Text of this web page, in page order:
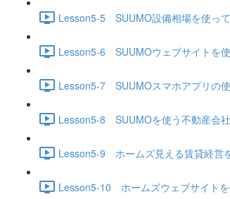
Lesson5-5 SUUMO設備相場を使っ
Lesson5-6 SUUMOウェブサイトを
Lesson5-7 SUUMOスマホアプリの
Lesson5-8 SUUMOを使う不動産会
Lesson5-9 ホームズ見える賃貸経営
Lesson5-10 ホームズウェブサイト